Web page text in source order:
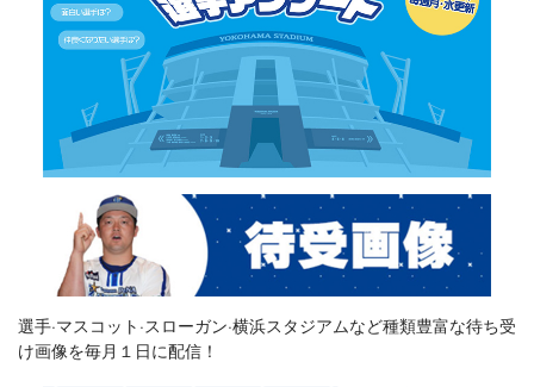
選手·マスコット·スローガン·横浜スタジアムなど種類豊富な待ち受
け画像を毎月１日に配信！